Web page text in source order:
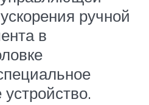
ручной
в